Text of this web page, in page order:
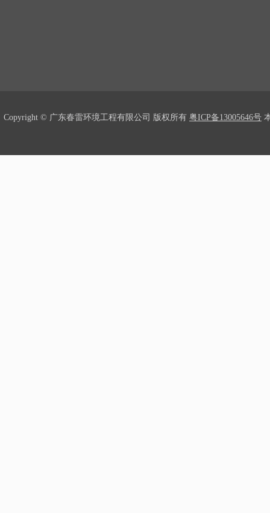
Copyright © 广东春雷环境工程有限公司 版权所有 粤ICP备13005646号